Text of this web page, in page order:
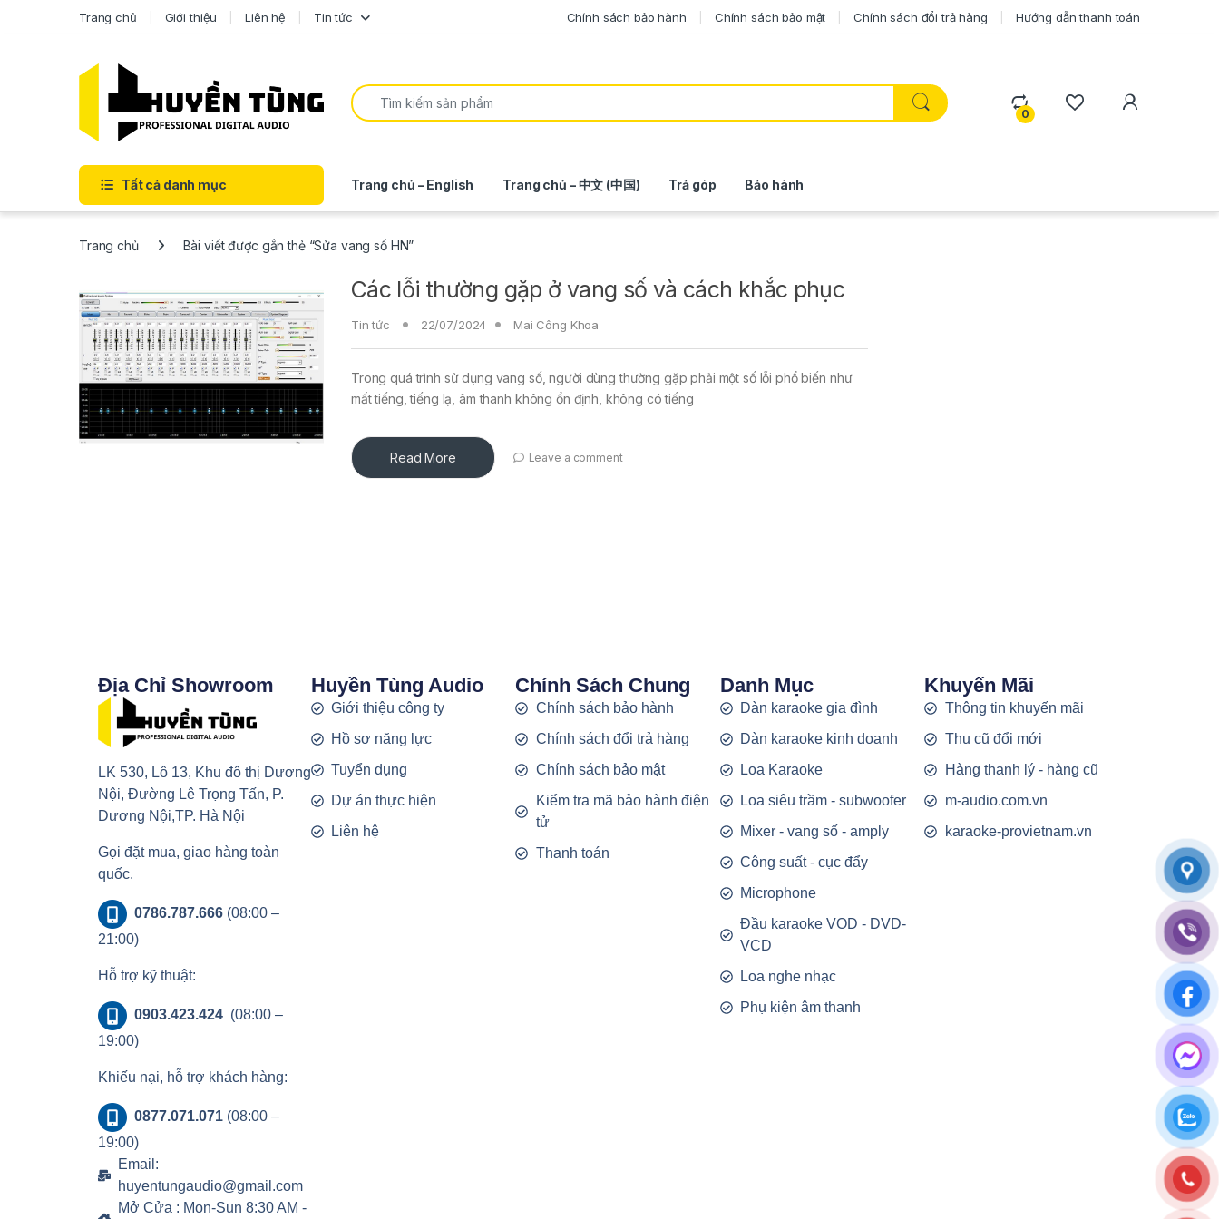
Trang chủ Giới thiệu Liên hệ Tin tức Chính sách bảo hành Chính sách bảo mật Chính sách đổi trả hàng Hướng dẫn thanh toán
0
Tất cả danh mục Trang chủ – English Trang chủ – 中文 (中国) Trả góp Bảo hành
Trang chủ Bài viết được gắn thẻ “Sửa vang số HN”
Các lỗi thường gặp ở vang số và cách khắc phục
Tin tức 22/07/2024 Mai Công Khoa
Trong quá trình sử dụng vang số, người dùng thường gặp phải một số lỗi phổ biến như
mất tiếng, tiếng lạ, âm thanh không ổn định, không có tiếng
Read More Leave a comment
Địa Chỉ Showroom
LK 530, Lô 13, Khu đô thị Dương
Nội, Đường Lê Trọng Tấn, P.
Dương Nội,TP. Hà Nội
Gọi đặt mua, giao hàng toàn
quốc.
0786.787.666(08:00 –
21:00)
Hỗ trợ kỹ thuật:
0903.423.424 (08:00 –
19:00)
Khiếu nại, hỗ trợ khách hàng:
0877.071.071(08:00 –
19:00)
Email:
huyentungaudio@gmail.com
Mở Cửa : Mon-Sun 8:30 AM -
Huyền Tùng Audio
Giới thiệu công ty
Hồ sơ năng lực
Tuyển dụng
Dự án thực hiện
Liên hệ
Chính Sách Chung
Chính sách bảo hành
Chính sách đổi trả hàng
Chính sách bảo mật
Kiểm tra mã bảo hành điện
tử
Thanh toán
Danh Mục
Dàn karaoke gia đình
Dàn karaoke kinh doanh
Loa Karaoke
Loa siêu trầm - subwoofer
Mixer - vang số - amply
Công suất - cục đẩy
Microphone
Đầu karaoke VOD - DVD-
VCD
Loa nghe nhạc
Phụ kiện âm thanh
Khuyến Mãi
Thông tin khuyến mãi
Thu cũ đổi mới
Hàng thanh lý - hàng cũ
m-audio.com.vn
karaoke-provietnam.vn